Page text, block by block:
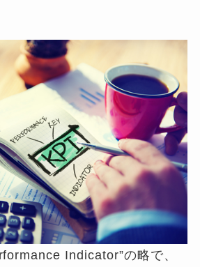
Indicator”の略で、